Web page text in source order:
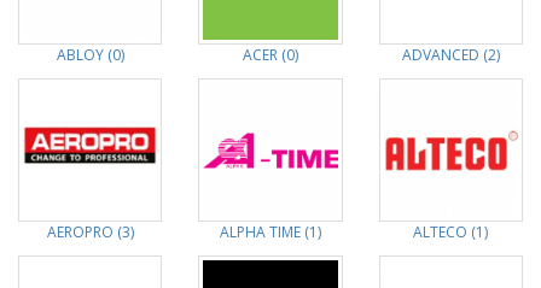
ABLOY (0) ACER (0) ADVANCED (2)
AEROPRO (3) ALPHA TIME (1) ALTECO (1)